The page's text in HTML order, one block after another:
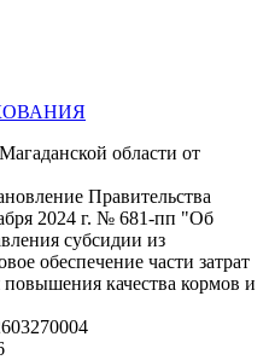
области от
Правительства
2024 г. № 681-пп "Об
субсидии из
обеспечение части затрат
качества кормов и